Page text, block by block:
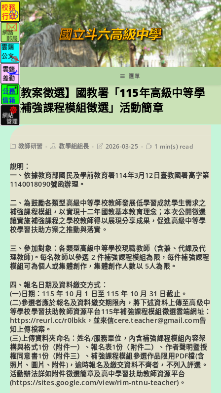
跳
轉
至
主
要
內
容
選單
【教案徵選】國教署「115年高級中等學
校補強課程模組徵選」活動簡章
Post教師研習
Post教學組組長
Post2026-03-25
Reading
1 min(s) read
說明：
一、依據教育部國民及學前教育署114年3月12日臺教國署高字第
1140018090號函辦理。
二、為鼓勵各類型高級中等學校教師發展低學習成就學生需求之
補強課程模組，以實現十二年國教基本教育理念；本次公開徵選
讓實施補強課程之學校教師得以展現分享成果，促進高級中等學
校學習扶助方案之推動與落實。
三、參加對象：各類型高級中等學校現職教師（含兼、代課及代
理教師)。每名教師以參選 2 件補強課程模組為限，每件補強課程
模組可為個人或集體創作，集體創作人數以 5人為限。
四、報名日期及資料繳交方式：
(一)日期：115 年 10 月 1 日至 115 年 10 月 31 日截止。
(二)參選者應於報名及資料繳交期限內，將下述資料上傳至高級中
等學校學習扶助教師資源平台115年補強課程模組徵選雲端網址：
https://reurl.cc/r0lbkk，並來信cere.teacher@gmail.com告
知上傳檔案。
(三)上傳資料夾命名：姓名/服務單位，內含補強課程模組內容架
構與格式1份（附件一）、報名表1份（附件二）、作者聲明暨授
權同意書1份（附件三）、補強課程模組參選作品限用PDF檔(含
照片、圖片、附件)，逾時報名及繳交資料不齊者，不列入評選。
活動辦法詳如附件徵選簡章及高中學習扶助教師資源平台
(https://sites.google.com/view/rim-ntnu-teacher)。